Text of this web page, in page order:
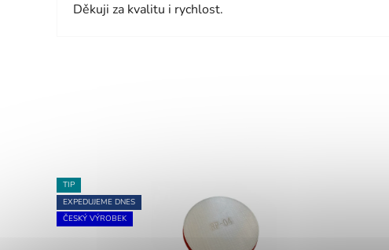
Děkuji za kvalitu i rychlost.
TIP
EXPEDUJEME DNES
ČESKÝ VÝROBEK